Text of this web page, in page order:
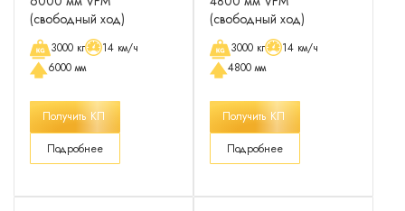
(свободный ход)
3000 кг
14 км/ч
6000 мм
Получить КП
Подробнее
(свободный ход)
3000 кг
14 км/ч
4800 мм
Получить КП
Подробнее